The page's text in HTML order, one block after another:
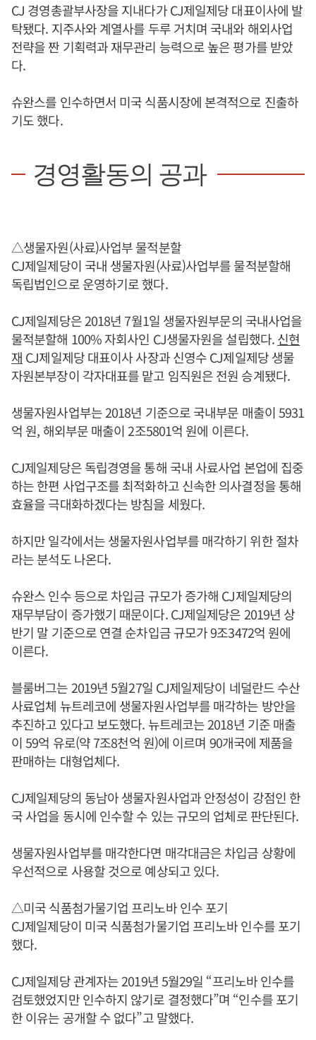
CJ 경영총괄부사장을 지내다가 CJ제일제당 대표이사에 발
탁됐다. 지주사와 계열사를 두루 거치며 국내와 해외사업
전략을 짠 기획력과 재무관리 능력으로 높은 평가를 받았
다.
슈완스를 인수하면서 미국 식품시장에 본격적으로 진출하
기도 했다.
경영활동의 공과
△생물자원(사료)사업부 물적분할
CJ제일제당이 국내 생물자원(사료)사업부를 물적분할해
독립법인으로 운영하기로 했다.
CJ제일제당은 2018년 7월1일 생물자원부문의 국내사업을
물적분할해 100% 자회사인 CJ생물자원을 설립했다.신현
재 CJ제일제당 대표이사 사장과 신영수 CJ제일제당 생물
자원본부장이 각자대표를 맡고 임직원은 전원 승계됐다.
생물자원사업부는 2018년 기준으로 국내부문 매출이 5931
억 원, 해외부문 매출이 2조5801억 원에 이른다.
CJ제일제당은 독립경영을 통해 국내 사료사업 본업에 집중
하는 한편 사업구조를 최적화하고 신속한 의사결정을 통해
효율을 극대화하겠다는 방침을 세웠다.
하지만 일각에서는 생물자원사업부를 매각하기 위한 절차
라는 분석도 나온다.
슈완스 인수 등으로 차입금 규모가 증가해 CJ제일제당의
재무부담이 증가했기 때문이다. CJ제일제당은 2019년 상
반기 말 기준으로 연결 순차입금 규모가 9조3472억 원에
이른다.
블룸버그는 2019년 5월27일 CJ제일제당이 네덜란드 수산
사료업체 뉴트레코에 생물자원사업부를 매각하는 방안을
추진하고 있다고 보도했다. 뉴트레코는 2018년 기준 매출
이 59억 유로(약 7조8천억 원)에 이르며 90개국에 제품을
판매하는 대형업체다.
CJ제일제당의 동남아 생물자원사업과 안정성이 강점인 한
국 사업을 동시에 인수할 수 있는 규모의 업체로 판단된다.
생물자원사업부를 매각한다면 매각대금은 차입금 상황에
우선적으로 사용할 것으로 예상되고 있다.
△미국 식품첨가물기업 프리노바 인수 포기
CJ제일제당이 미국 식품첨가물기업 프리노바 인수를 포기
했다.
CJ제일제당 관계자는 2019년 5월29일 “프리노바 인수를
검토했었지만 인수하지 않기로 결정했다”며 “인수를 포기
한 이유는 공개할 수 없다”고 말했다.